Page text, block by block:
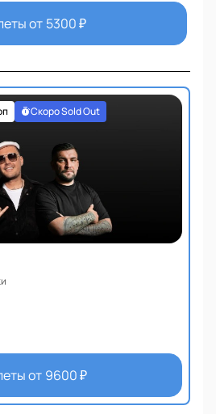
от 5300₽
Скоро Sold Out
от 9600₽